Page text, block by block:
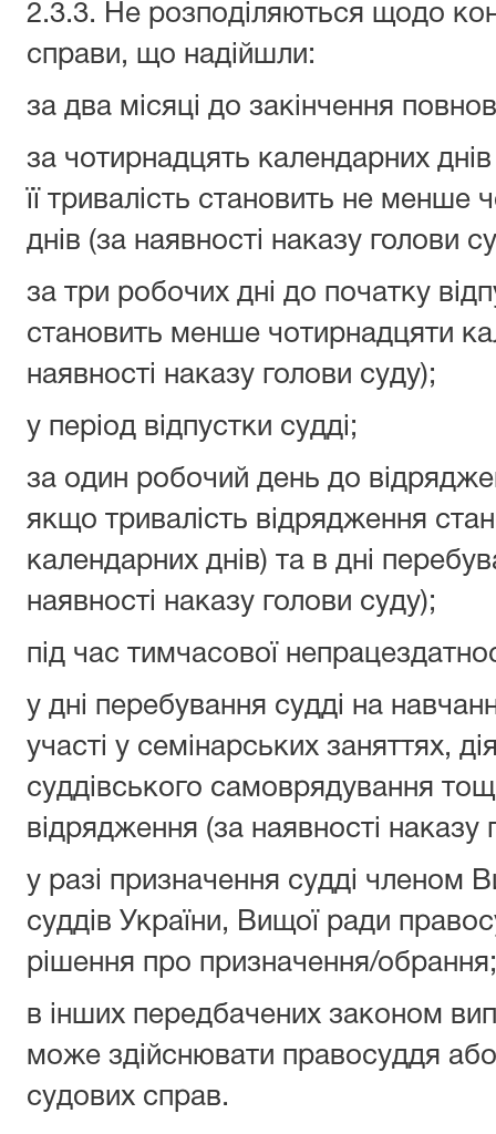
2.3.3. Не розподіляються щодо
справи, що надійшли:
за два місяці до закінчення
за чотирнадцять календарних
її тривалість становить не менше
днів (за наявності наказу голови
за три робочих дні до початку
становить менше чотирнадцяти
наявності наказу голови суду);
у період відпустки судді;
за один робочий день до
якщо тривалість відрядження
календарних днів) та в дні
наявності наказу голови суду);
під час тимчасової
у дні перебування судді на
участі у семінарських заняттях,
суддівського самоврядування
відрядження (за наявності наказу
у разі призначення судді членом
суддів України, Вищої ради
рішення про призначення/обрання;
в інших передбачених законом
може здійснювати правосуддя або
судових справ.